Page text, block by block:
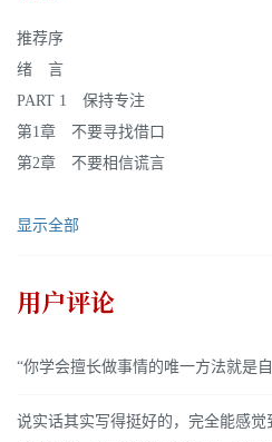
推荐序
绪 言
PART 1 保持专注
第1章 不要寻找借口
第2章 不要相信谎言
显示全部
用户评论
“你学会擅长做事情的唯一方法就是
说实话其实写得挺好的，完全能感